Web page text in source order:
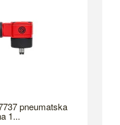
pneumatska
1...